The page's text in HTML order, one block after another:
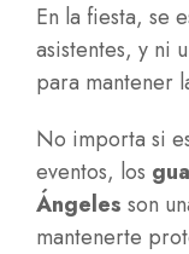
En la fiesta, se
asistentes, y ni
para mantener
No importa si
eventos, los
Ángeles son
mantenerte